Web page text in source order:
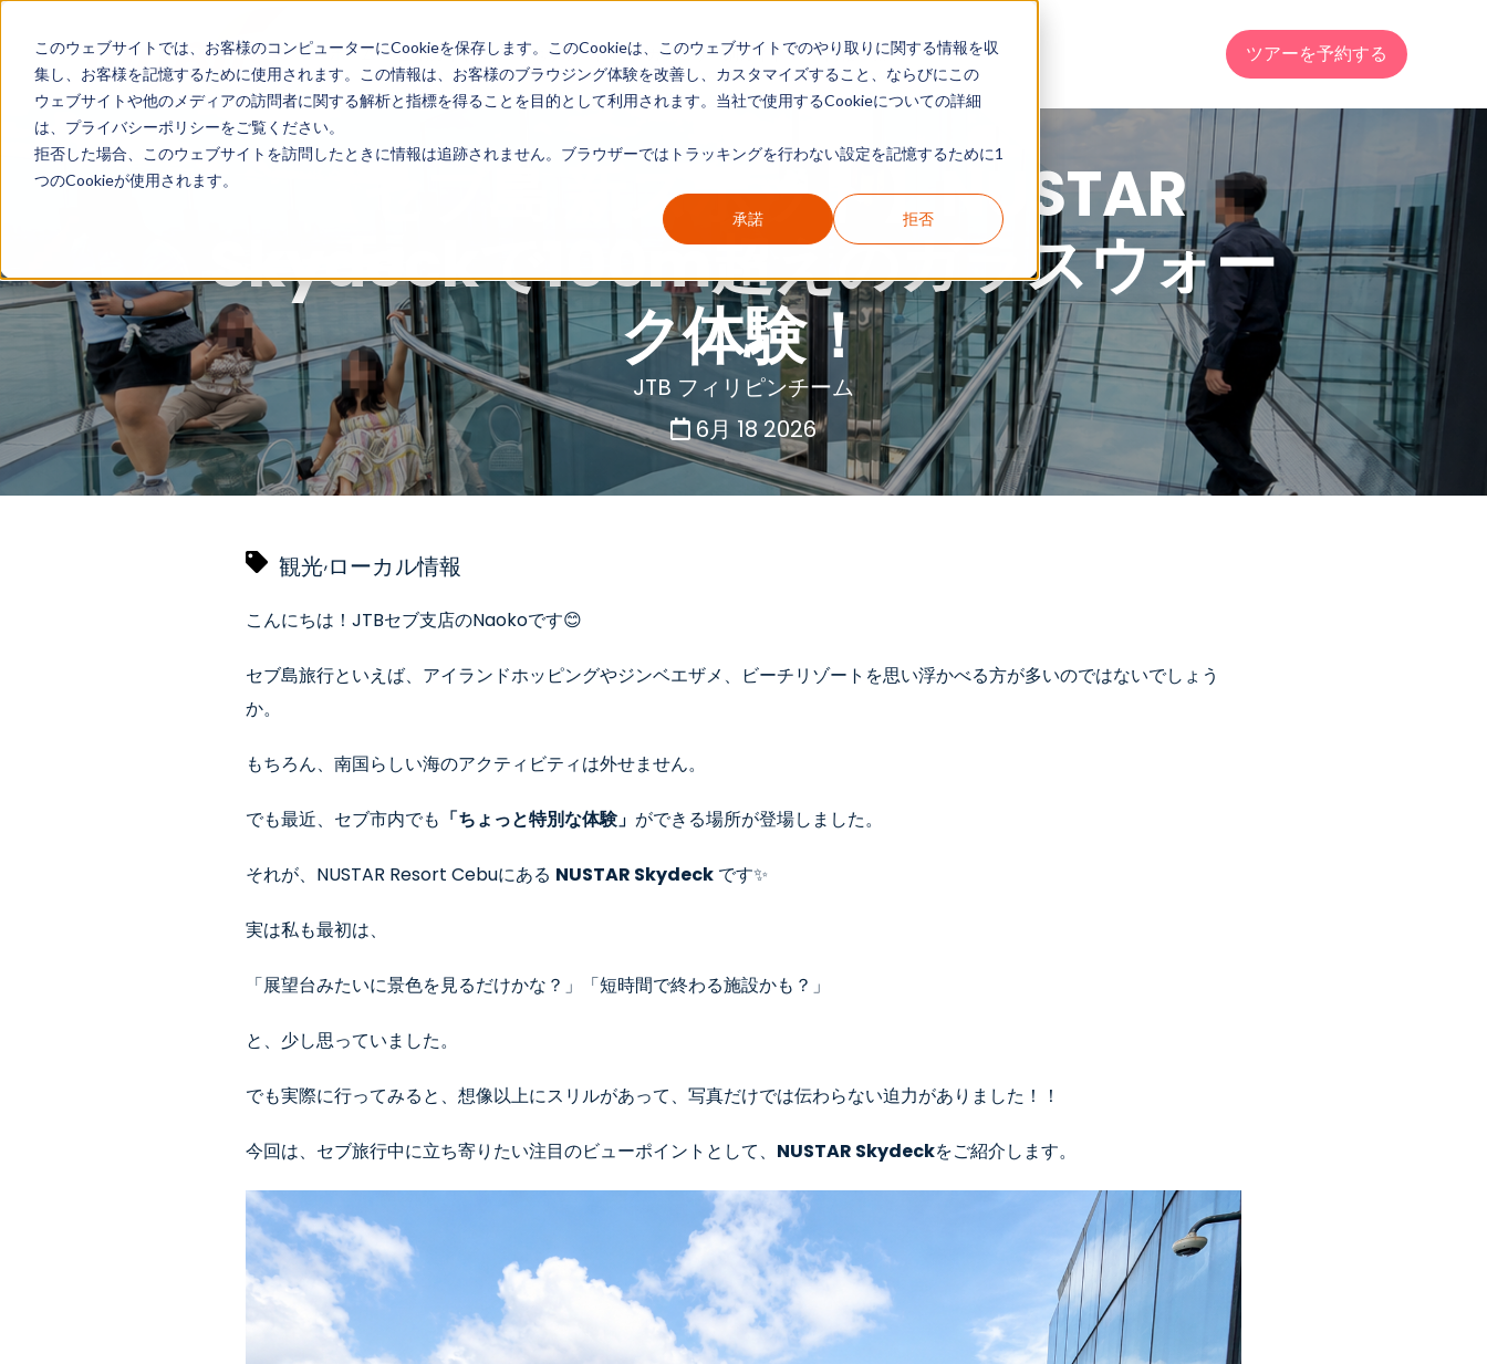
このウェブサイトでは、お客様のコンピューターにCookieを保存します。このCookieは、このウェブサイトでのやり取りに関する情報を収
集し、お客様を記憶するために使用されます。この情報は、お客様のブラウジング体験を改善し、カスタマイズすること、ならびにこの
ウェブサイトや他のメディアの訪問者に関する解析と指標を得ることを目的として利用されます。当社で使用するCookieについての詳細
は、プライバシーポリシーをご覧ください。
拒否した場合、このウェブサイトを訪問したときに情報は追跡されません。ブラウザーではトラッキングを行わない設定を記憶するために1
つのCookieが使用されます。
承諾 拒否
ホーム 国別ガイド 現地リポート カテゴリー別ガイド 情報一覧 ツアーを予約する
【セブ島 新スポット】NUSTAR
Skydeckで100m超えのガラスウォー
ク体験！
JTB フィリピンチーム
6月 18 2026
観光,ローカル情報
こんにちは！JTBセブ支店のNaokoです😊
セブ島旅行といえば、アイランドホッピングやジンベエザメ、ビーチリゾートを思い浮かべる方が多いのではないでしょう
か。
もちろん、南国らしい海のアクティビティは外せません。
でも最近、セブ市内でも 「ちょっと特別な体験」 ができる場所が登場しました。
それが、NUSTAR Resort Cebuにある NUSTAR Skydeck です✨
実は私も最初は、
「展望台みたいに景色を見るだけかな？」「短時間で終わる施設かも？」
と、少し思っていました。
でも実際に行ってみると、想像以上にスリルがあって、写真だけでは伝わらない迫力がありました！！
今回は、セブ旅行中に立ち寄りたい注目のビューポイントとして、 NUSTAR Skydeckをご紹介します。